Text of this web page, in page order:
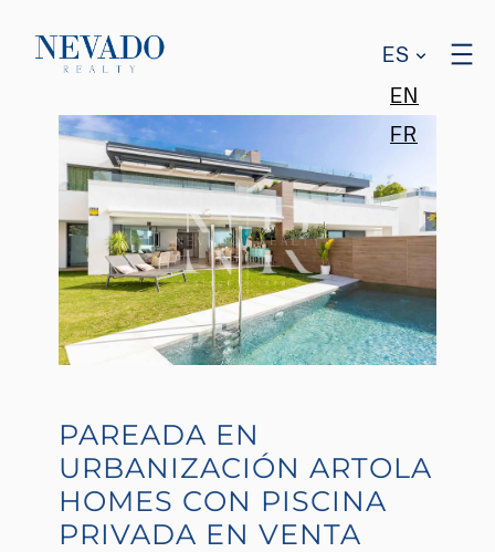
ES
EN
FR
PAREADA EN
URBANIZACIÓN ARTOLA
HOMES CON PISCINA
PRIVADA EN VENTA